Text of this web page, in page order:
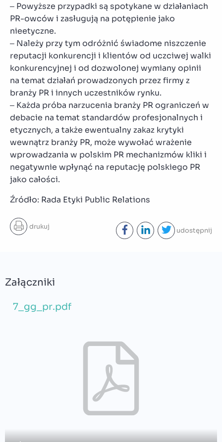
– Powyższe przypadki są spotykane w działaniach
PR-owców i zasługują na potępienie jako
nieetyczne.
– Należy przy tym odróżnić świadome niszczenie
reputacji konkurencji i klientów od uczciwej walki
konkurencyjnej i od dozwolonej wymiany opinii
na temat działań prowadzonych przez firmy z
branży PR i innych uczestników rynku.
– Każda próba narzucenia branży PR ograniczeń w
debacie na temat standardów profesjonalnych i
etycznych, a także ewentualny zakaz krytyki
wewnątrz branży PR, może wywołać wrażenie
wprowadzania w polskim PR mechanizmów kliki i
negatywnie wpłynąć na reputację polskiego PR
jako całości.
Źródło: Rada Etyki Public Relations
drukuj udostępnij
Załączniki
7_gg_pr.pdf